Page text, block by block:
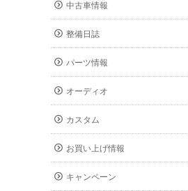
中古車情報
整備日誌
パーツ情報
オーディオ
カスタム
お買い上げ情報
キャンペーン